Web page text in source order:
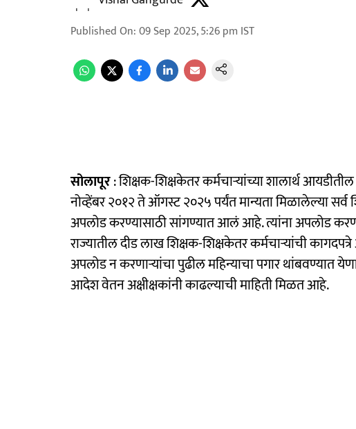
Published On:09 Sep 2025, 5:26 pm IST
सोलापूर: शिक्षक-शिक्षकेतर कर्मचाऱ्यांच्या शालार्थ
नोव्हेंबर २०१२ ते ऑगस्ट २०२५ पर्यंत मान्यता मिळालेल्या
अपलोड करण्यासाठी सांगण्यात आलं आहे. त्यांना अपलोड
राज्यातील दीड लाख शिक्षक-शिक्षकेतर कर्मचाऱ्यांची
अपलोड न करणाऱ्यांचा पुढील महिन्याचा पगार थांबवण्यात
आदेश वेतन अक्षीक्षकांनी काढल्याची माहिती मिळत आहे.